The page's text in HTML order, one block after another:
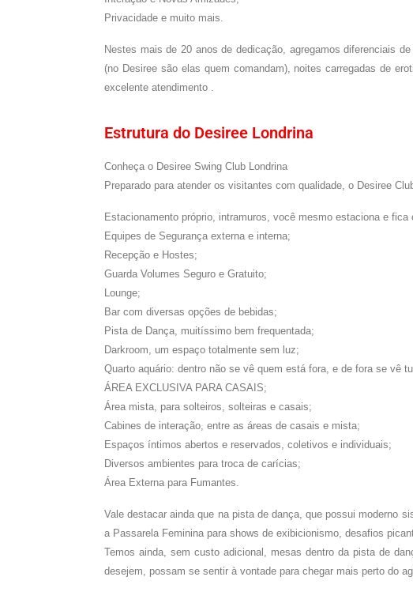
Privacidade e muito mais.
Nestes mais de 20 anos de dedicação, agregamos diferenciais
(no Desiree são elas quem comandam), noites carregadas de
excelente atendimento .
Estrutura do Desiree Londrina
Conheça o Desiree Swing Club Londrina
Preparado para atender os visitantes com qualidade, o Desiree
Estacionamento próprio, intramuros, você mesmo estaciona e fica
Equipes de Segurança externa e interna;
Recepção e Hostes;
Guarda Volumes Seguro e Gratuito;
Lounge;
Bar com diversas opções de bebidas;
Pista de Dança, muitíssimo bem frequentada;
Darkroom, um espaço totalmente sem luz;
Quarto aquário: dentro não se vê quem está fora, e de fora se vê
ÁREA EXCLUSIVA PARA CASAIS;
Área mista, para solteiros, solteiras e casais;
Cabines de interação, entre as áreas de casais e mista;
Espaços íntimos abertos e reservados, coletivos e individuais;
Diversos ambientes para troca de carícias;
Área Externa para Fumantes.
Vale destacar ainda que na pista de dança, que possui moderno
a Passarela Feminina para shows de exibicionismo, desafios
Temos ainda, sem custo adicional, mesas dentro da pista de
desejem, possam se sentir à vontade para chegar mais perto do